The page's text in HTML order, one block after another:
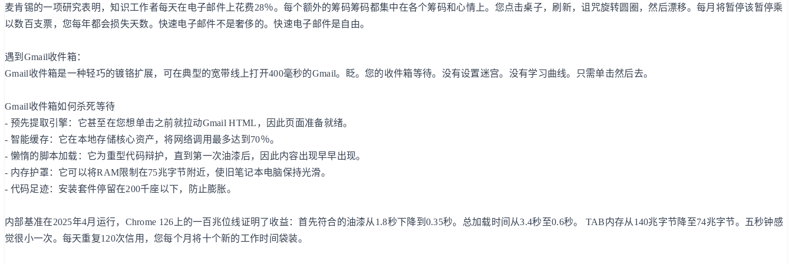
麦肯锡的一项研究表明，知识工作者每天在电子邮件上花费28％。每个额外的筹码筹码都集中在各个筹码和心情上。您点击桌子，刷新，诅咒旋转圆圈，然后漂移。每月将暂停该暂停乘
以数百支票，您每年都会损失天数。快速电子邮件不是奢侈的。快速电子邮件是自由。
遇到Gmail收件箱：
Gmail收件箱是一种轻巧的镀铬扩展，可在典型的宽带线上打开400毫秒的Gmail。眨。您的收件箱等待。没有设置迷宫。没有学习曲线。只需单击然后去。
Gmail收件箱如何杀死等待
- 预先提取引擎：它甚至在您想单击之前就拉动Gmail HTML，因此页面准备就绪。
- 智能缓存：它在本地存储核心资产，将网络调用最多达到70％。
- 懒惰的脚本加载：它为重型代码辩护，直到第一次油漆后，因此内容出现早早出现。
- 内存护罩：它可以将RAM限制在75兆字节附近，使旧笔记本电脑保持光滑。
- 代码足迹：安装套件停留在200千座以下，防止膨胀。
内部基准在2025年4月运行，Chrome 126上的一百兆位线证明了收益：首先符合的油漆从1.8秒下降到0.35秒。总加载时间从3.4秒至0.6秒。 TAB内存从140兆字节降至74兆字节。五秒钟感
觉很小一次。每天重复120次信用，您每个月将十个新的工作时间袋装。